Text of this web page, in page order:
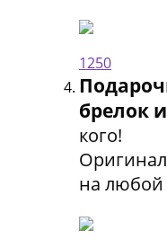
1250
брелок
кого!
на любой